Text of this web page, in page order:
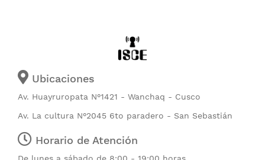
Ubicaciones
Av. Huayruropata N°1421 - Wanchaq - Cusco
Av. La cultura N°2045 6to paradero - San Sebastián
Horario de Atención